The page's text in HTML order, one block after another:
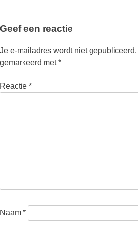
Geef een reactie
Je e-mailadres wordt niet gepubliceerd.
gemarkeerd met*
Reactie *
Naam *